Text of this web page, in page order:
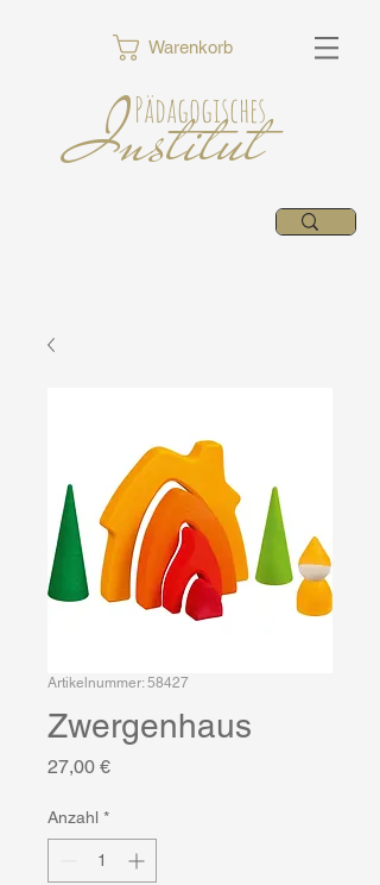
Warenkorb
Pädagogisches
Institut
Artikelnummer: 58427
Zwergenhaus
27,00 €Preis
Anzahl *